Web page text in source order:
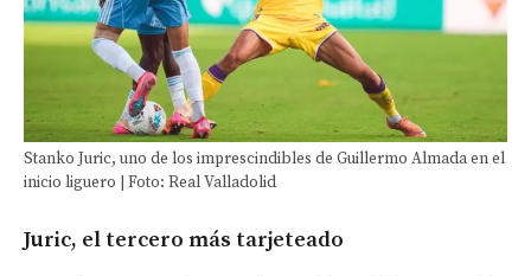
Stanko Juric, uno de los imprescindibles de Guillermo Almada en el
inicio liguero | Foto: Real Valladolid
Juric, el tercero más tarjeteado